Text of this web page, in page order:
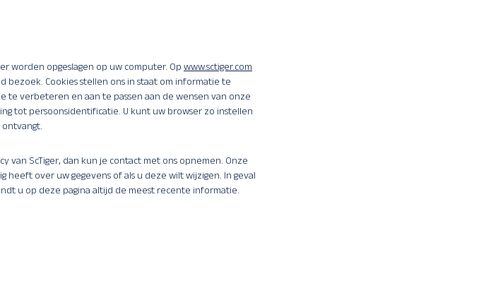
worden opgeslagen op uw computer. Opwww.sctiger.com
Cookies stellen ons in staat om informatie te
verbeteren en aan te passen aan de wensen van onze
tot persoonsidentificatie. U kunt uw browser zo instellen
van ScTiger, dan kun je contact met ons opnemen. Onze
over uw gegevens of als u deze wilt wijzigen. In geval
u op deze pagina altijd de meest recente informatie.